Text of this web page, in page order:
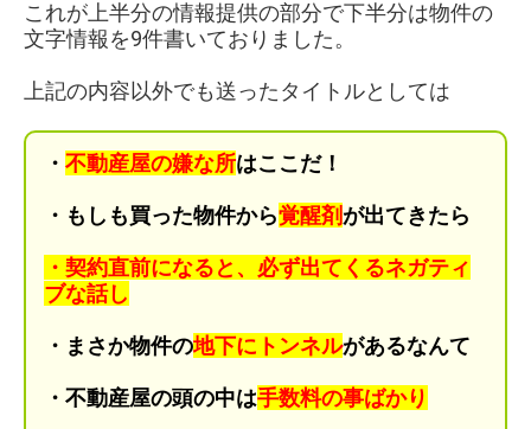
これが上半分の情報提供の部分で下半分は物件の
文字情報を9件書いておりました。
上記の内容以外でも送ったタイトルとしては
・ 不動産屋の嫌な所はここだ！
・もしも買った物件から覚醒剤が出てきたら
・契約直前になると、必ず出てくるネガティ
ブな話し
・まさか物件の地下にトンネルがあるなんて
・不動産屋の頭の中は手数料の事ばかり